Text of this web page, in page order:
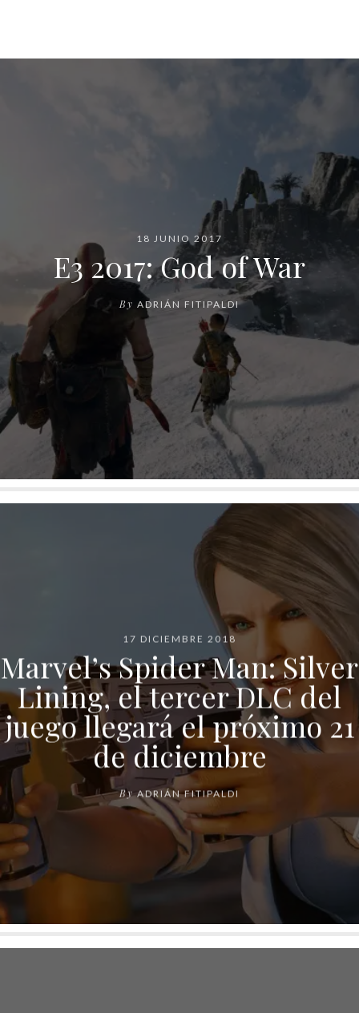
18 JUNIO 2017
E3 2017: God of War
By ADRIÁN FITIPALDI
17 DICIEMBRE 2018
Marvel’s Spider Man: Silver
Lining, el tercer DLC del
juego llegará el próximo 21
de diciembre
By ADRIÁN FITIPALDI